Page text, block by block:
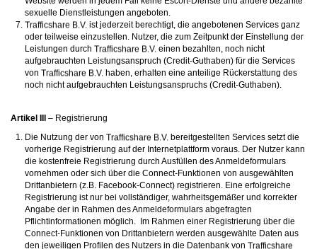
sexuelle Dienstleistungen angeboten.
ist jederzeit berechtigt, die angebotenen Services ganz
oder teilweise einzustellen. Nutzer, die zum Zeitpunkt der Einstellung der
Leistungen durch
einen bezahlten, noch nicht
aufgebrauchten Leistungsanspruch (Credit-Guthaben) für die Services
von
haben, erhalten eine anteilige Rückerstattung des
noch nicht aufgebrauchten Leistungsanspruchs (Credit-Guthaben).
Artikel III
– Registrierung
Die Nutzung der von
bereitgestellten Services setzt die
vorherige Registrierung auf der Internetplattform voraus. Der Nutzer kann
die kostenfreie Registrierung durch Ausfüllen des Anmeldeformulars
vornehmen oder sich über die Connect-Funktionen von ausgewählten
Drittanbietern (z.B. Facebook-Connect) registrieren. Eine erfolgreiche
Registrierung ist nur bei vollständiger, wahrheitsgemäßer und korrekter
Angabe der in Rahmen des Anmeldeformulars abgefragten
Pflichtinformationen möglich. Im Rahmen einer Registrierung über die
Connect-Funktionen von Drittanbietern werden ausgewählte Daten aus
den jeweiligen Profilen des Nutzers in die Datenbank von